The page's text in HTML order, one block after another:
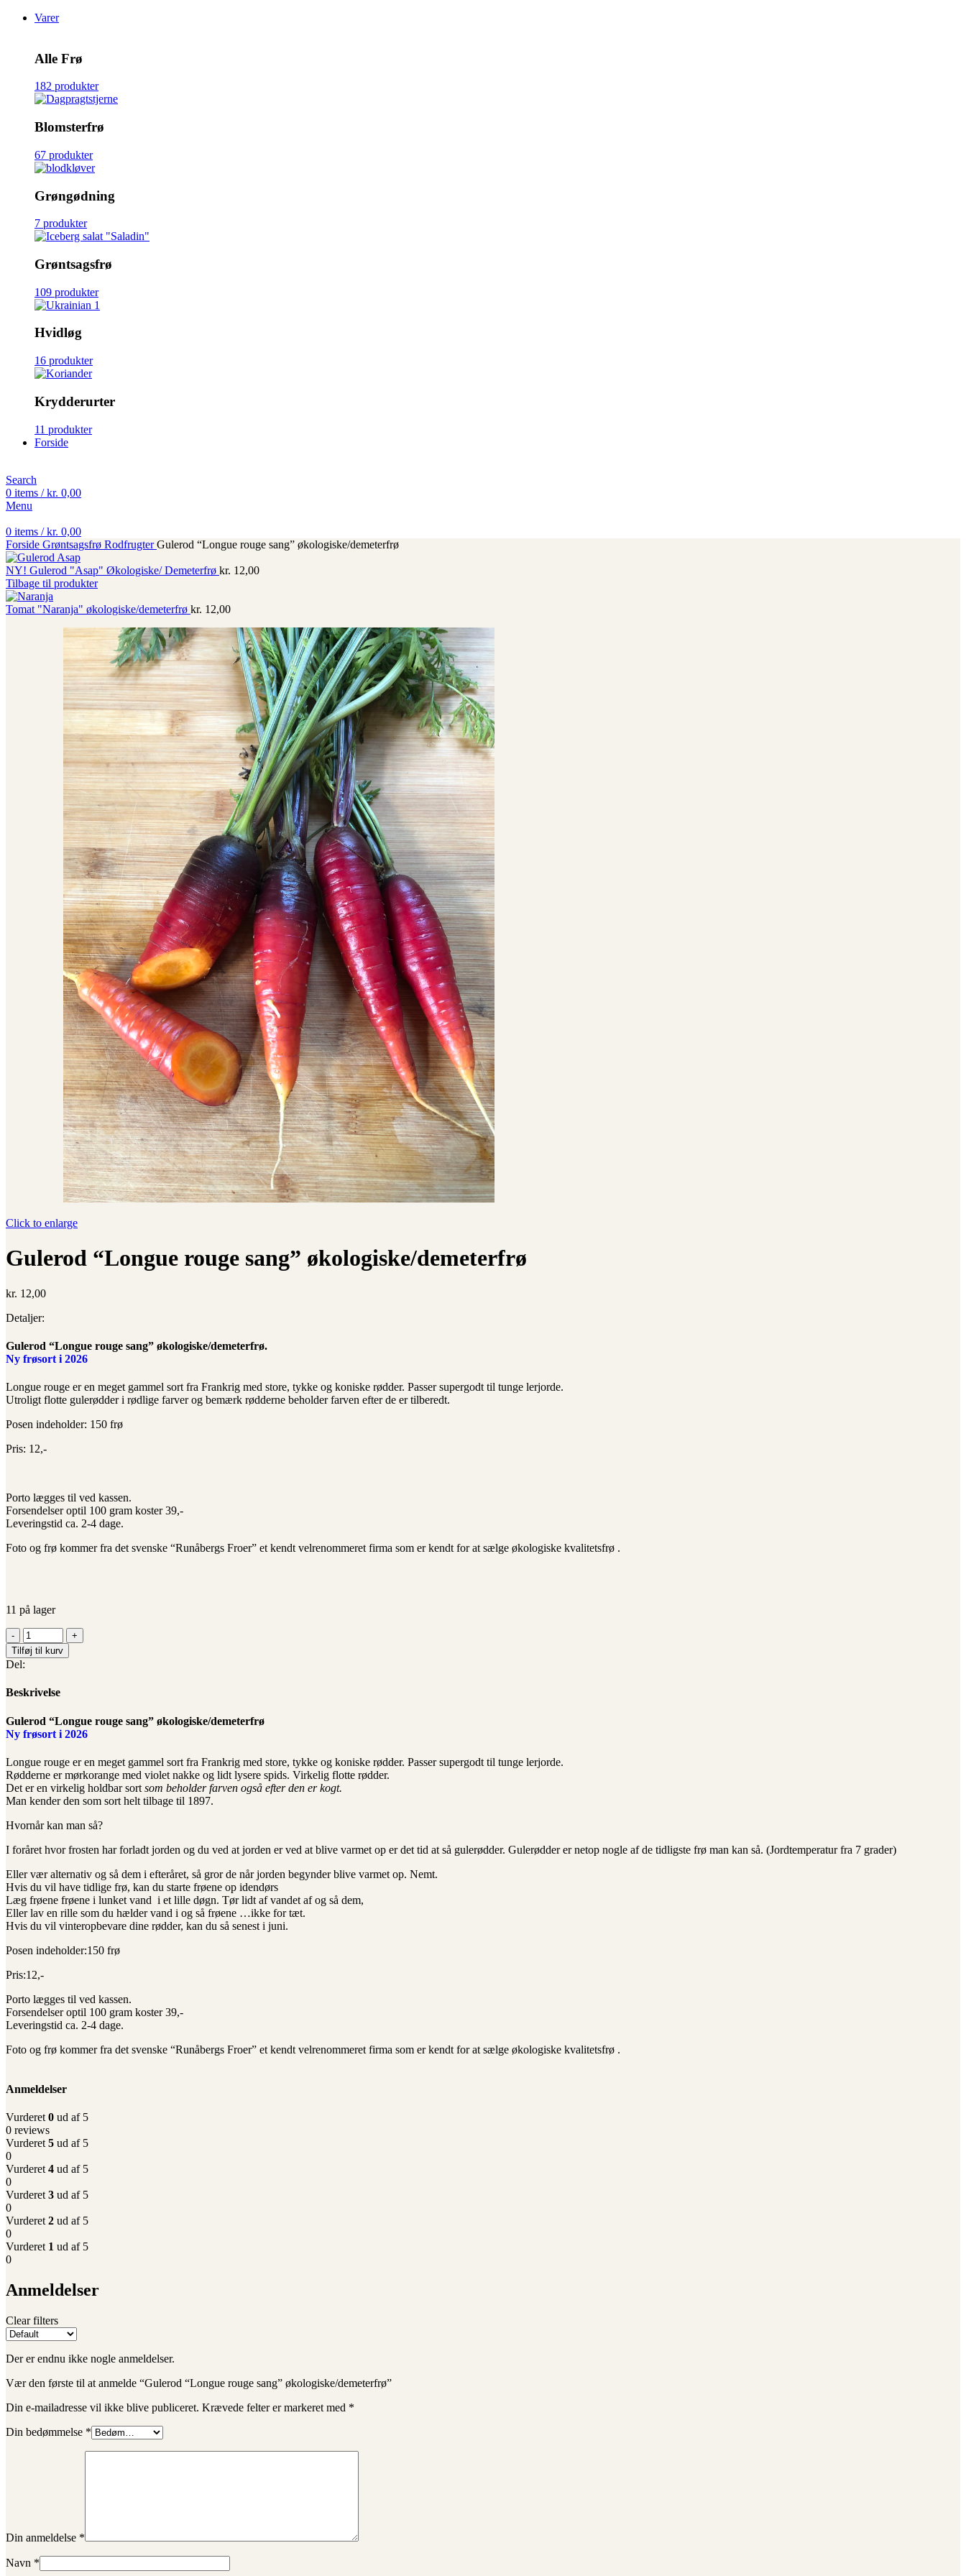
Varer
Alle Frø
182 produkter
Blomsterfrø
67 produkter
Grøngødning
7 produkter
Grøntsagsfrø
109 produkter
Hvidløg
16 produkter
Krydderurter
11 produkter
Forside
Search
0 items / kr. 0,00
Menu
0 items / kr. 0,00
Forside Grøntsagsfrø RodfrugterGulerod “Longue rouge sang” økologiske/demeterfrø
NY! Gulerod "Asap" Økologiske/ Demeterfrø kr. 12,00
Tilbage til produkter
Tomat "Naranja" økologiske/demeterfrø kr. 12,00
Click to enlarge
Gulerod “Longue rouge sang” økologiske/demeterfrø
kr. 12,00
Detaljer:
Gulerod “Longue rouge sang” økologiske/demeterfrø.
Ny frøsort i 2026
Longue rouge er en meget gammel sort fra Frankrig med store, tykke og koniske rødder. Passer supergodt til tunge lerjorde.
Utroligt flotte gulerødder i rødlige farver og bemærk rødderne beholder farven efter de er tilberedt.
Posen indeholder: 150 frø
Pris: 12,-
Porto lægges til ved kassen.
Forsendelser optil 100 gram koster 39,-
Leveringstid ca. 2-4 dage.
Foto og frø kommer fra det svenske “Runåbergs Froer” et kendt velrenommeret firma som er kendt for at sælge økologiske kvalitetsfrø .
11 på lager
Gulerod
"Longue
rouge
sang"
økologiske/demeterfrø
antal
Tilføj til kurv
Del:
Beskrivelse
Gulerod “Longue rouge sang” økologiske/demeterfrø
Ny frøsort i 2026
Longue rouge er en meget gammel sort fra Frankrig med store, tykke og koniske rødder. Passer supergodt til tunge lerjorde.
Rødderne er mørkorange med violet nakke og lidt lysere spids. Virkelig flotte rødder.
Det er en virkelig holdbar sort som beholder farven også efter den er kogt.
Man kender den som sort helt tilbage til 1897.
Hvornår kan man så?
I foråret hvor frosten har forladt jorden og du ved at jorden er ved at blive varmet op er det tid at så gulerødder. Gulerødder er netop nogle af de tidligste frø man kan så. (Jordtemperatur fra 7 grader)
Eller vær alternativ og så dem i efteråret, så gror de når jorden begynder blive varmet op. Nemt.
Hvis du vil have tidlige frø, kan du starte frøene op idendørs
Læg frøene frøene i lunket vand i et lille døgn. Tør lidt af vandet af og så dem,
Eller lav en rille som du hælder vand i og så frøene …ikke for tæt.
Hvis du vil vinteropbevare dine rødder, kan du så senest i juni.
Posen indeholder:150 frø
Pris:12,-
Porto lægges til ved kassen.
Forsendelser optil 100 gram koster 39,-
Leveringstid ca. 2-4 dage.
Foto og frø kommer fra det svenske “Runåbergs Froer” et kendt velrenommeret firma som er kendt for at sælge økologiske kvalitetsfrø .
Anmeldelser
Vurderet 0 ud af 5
0 reviews
Vurderet 5 ud af 5
0
Vurderet 4 ud af 5
0
Vurderet 3 ud af 5
0
Vurderet 2 ud af 5
0
Vurderet 1 ud af 5
0
Anmeldelser
Clear filters
Der er endnu ikke nogle anmeldelser.
Vær den første til at anmelde “Gulerod “Longue rouge sang” økologiske/demeterfrø”
Din e-mailadresse vil ikke blive publiceret. Krævede felter er markeret med *
Din bedømmelse *
Din anmeldelse *
Navn *